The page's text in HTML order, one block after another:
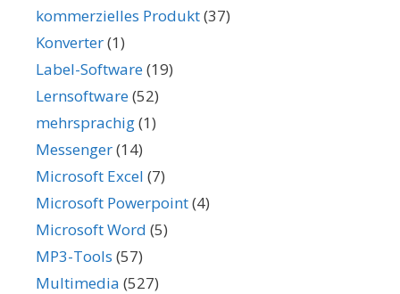
kommerzielles Produkt(37)
Konverter(1)
Label-Software(19)
Lernsoftware(52)
mehrsprachig(1)
Messenger(14)
Microsoft Excel (7)
Microsoft Powerpoint(4)
Microsoft Word (5)
MP3-Tools (57)
Multimedia (527)